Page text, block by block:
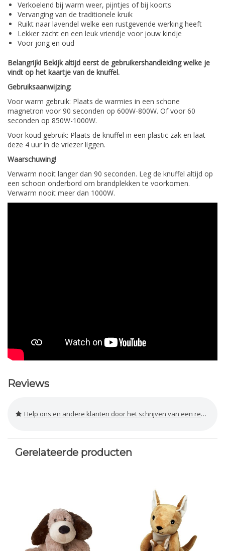
Verkoelend bij warm weer, pijntjes of bij koorts
Vervanging van de traditionele kruik
Ruikt naar lavendel welke een rustgevende werking heeft
Lekker zacht en een leuk vriendje voor jouw kindje
Voor jong en oud
Belangrijk! Bekijk altijd eerst de gebruikershandleiding welke je
vindt op het kaartje van de knuffel.
Gebruiksaanwijzing:
Voor warm gebruik: Plaats de warmies in een schone
magnetron voor 90 seconden op 600W-800W. Of voor 60
seconden op 850W-1000W.
Voor koud gebruik: Plaats de knuffel in een plastic zak en laat
deze 4 uur in de vriezer liggen.
Waarschuwing!
Verwarm nooit langer dan 90 seconden. Leg de knuffel altijd op
een schoon onderbord om brandplekken te voorkomen.
Verwarm nooit meer dan 1000W.
Reviews
Help ons en andere klanten door het schrijven van een review
Gerelateerde producten